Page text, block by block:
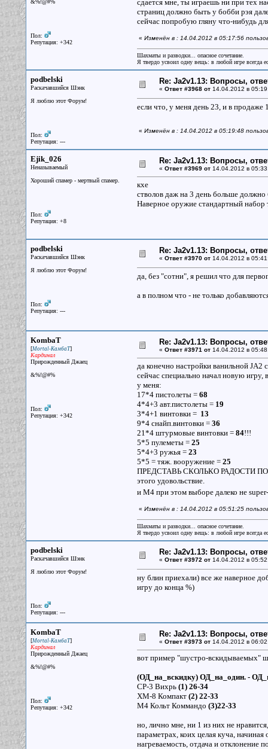
&%!@#%
Пол:
Репутация: +342
сдается мне, ты играешь ни при тех
страниц должно быть у бобби рэя
сейчас попробую гляну что-нибудь
« Изменён в : 14.04.2012 в 05:17:56
Шахматы и разводки... опасное сочетание.
Я твердо усвоил одну вещь: в любой игре всегда
podbelski
Раскачавшийся Шэнк
Я люблю этот Форум!
Пол:
Репутация: ---
Re: Ja2v1.13: Вопросы,
« Ответ #3968 от14.04.2012 в
если что, у меня день 23, и в
« Изменён в : 14.04.2012 в 05:19:48
Ejik_026
Неназываемый
Хороший спамер - мертвый спамер.
Пол:
Репутация: +8
Re: Ja2v1.13: Вопросы,
« Ответ #3969 от14.04.2012 в
кхе
стволов даж на 3 день больше должно
Наверное оружие стандартный набор
podbelski
Раскачавшийся Шэнк
Я люблю этот Форум!
Пол:
Репутация: ---
Re: Ja2v1.13: Вопросы,
« Ответ #3970 от14.04.2012 в
да, без "сотни", я решил что для
а в полном что - не только
KombaT
[Mortal-КамбаТ]
Кардинал
Прирожденный Джаец
&%!@#%
Пол:
Репутация: +342
Re: Ja2v1.13: Вопросы,
« Ответ #3971 от14.04.2012 в
да конечно настройки ванильной JA2
сейчас специально начал новую
у меня:
17*4 пистолеты = 68
4*4+3 авт.пистолеты = 19
3*4+1 винтовки = 13
9*4 снайп.винтовки = 36
21*4 штурмовые винтовки = 84!!!
5*5 пулеметы = 25
5*4+3 ружья = 23
5*5 = тяж. вооружение = 25
ПРЕДСТАВЬ СКОЛЬКО РАДОСТИ
этого удовольствие.
и М4 при этом выборе далеко не
« Изменён в : 14.04.2012 в 05:51:25
Шахматы и разводки... опасное сочетание.
Я твердо усвоил одну вещь: в любой игре всегда
podbelski
Раскачавшийся Шэнк
Я люблю этот Форум!
Пол:
Репутация: ---
Re: Ja2v1.13: Вопросы,
« Ответ #3972 от14.04.2012 в
ну блин приехали) все же наверное
игру до конца %)
KombaT
[Mortal-КамбаТ]
Кардинал
Прирожденный Джаец
&%!@#%
Пол:
Репутация: +342
Re: Ja2v1.13: Вопросы,
« Ответ #3973 от14.04.2012 в
вот пример "шустро-вскидываемых"
(ОД_на_вскидку) ОД_на_один. -
СР-3 Вихрь (1) 26-34
ХМ-8 Компакт (2) 22-33
М4 Кольт Коммандо (3)22-33
но, лично мне, ни 1 из них не
параметрах, коих целая куча, начиная
нагреваемость, отдача и отклонение